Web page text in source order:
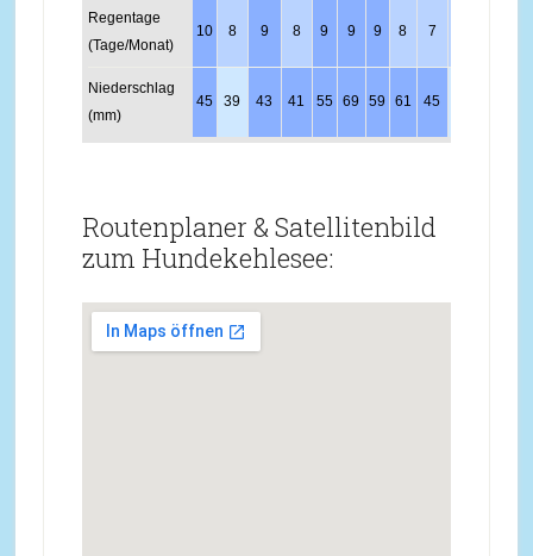
Regentage
(Tage/Monat)
10 8 9 8 9 9 9 8 7
Niederschlag
(mm)
45 39 43 41 55 69 59 61 45
Routenplaner & Satellitenbild
zum Hundekehlesee: